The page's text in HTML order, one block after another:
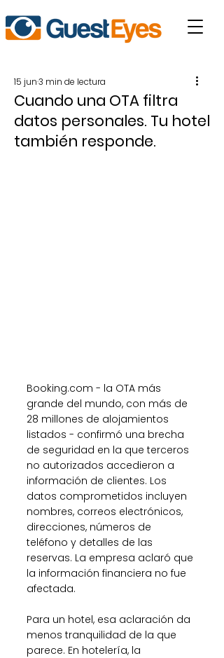
Cuando una OTA filtra
datos personales. Tu hotel
también responde.
15 jun3 min de lectura
Booking.com - la OTA más
grande del mundo, con más de
28 millones de alojamientos
listados - confirmó una brecha
de seguridad en la que terceros
no autorizados accedieron a
información de clientes. Los
datos comprometidos incluyen
nombres, correos electrónicos,
direcciones, números de
teléfono y detalles de las
reservas. La empresa aclaró que
la información financiera no fue
afectada.
Para un hotel, esa aclaración da
menos tranquilidad de la que
parece. En hotelería, la